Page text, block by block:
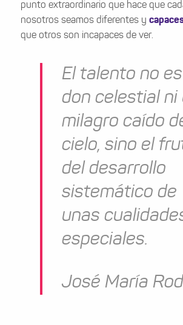
punto extraordinario que hace que
nosotros seamos diferentes y
que otros son incapaces de ver.
El talento no
don celestial ni
milagro caído
cielo, sino el
del desarrollo
sistemático de
unas
especiales.
José María